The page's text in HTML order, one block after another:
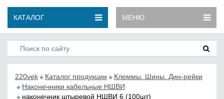
КАТАЛОГ МЕНЮ
220vek Каталог продукции
Клеммы. Шины. Дин-рейки
Наконечники кабельные НШВИ
наконечник штыревой НШВИ 6 (100шт)